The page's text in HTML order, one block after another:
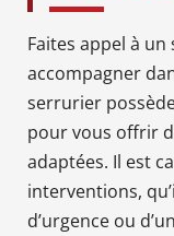
Faites appel à
accompagner
serrurier
pour vous offrir
adaptées. Il est
interventions,
d’urgence ou